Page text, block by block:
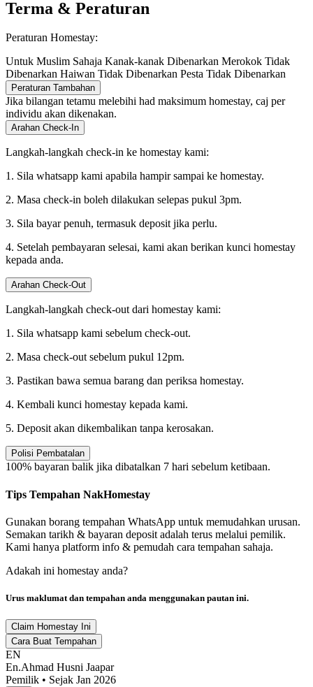
Terma & Peraturan
Peraturan Homestay:
Untuk Muslim Sahaja Kanak-kanak Dibenarkan Merokok Tidak
Dibenarkan Haiwan Tidak Dibenarkan Pesta Tidak Dibenarkan
Peraturan Tambahan
Jika bilangan tetamu melebihi had maksimum homestay, caj per
individu akan dikenakan.
Arahan Check-In
Langkah-langkah check-in ke homestay kami:
1. Sila whatsapp kami apabila hampir sampai ke homestay.
2. Masa check-in boleh dilakukan selepas pukul 3pm.
3. Sila bayar penuh, termasuk deposit jika perlu.
4. Setelah pembayaran selesai, kami akan berikan kunci homestay
kepada anda.
Arahan Check-Out
Langkah-langkah check-out dari homestay kami:
1. Sila whatsapp kami sebelum check-out.
2. Masa check-out sebelum pukul 12pm.
3. Pastikan bawa semua barang dan periksa homestay.
4. Kembali kunci homestay kepada kami.
5. Deposit akan dikembalikan tanpa kerosakan.
Polisi Pembatalan
100% bayaran balik jika dibatalkan 7 hari sebelum ketibaan.
Tips Tempahan NakHomestay
Gunakan borang tempahan WhatsApp untuk memudahkan urusan.
Semakan tarikh & bayaran deposit adalah terus melalui pemilik.
Kami hanya platform info & pemudah cara tempahan sahaja.
Adakah ini homestay anda?
Urus maklumat dan tempahan anda menggunakan pautan ini.
Claim Homestay Ini
Cara Buat Tempahan
EN
En.Ahmad Husni Jaapar
Pemilik • Sejak Jan 2026